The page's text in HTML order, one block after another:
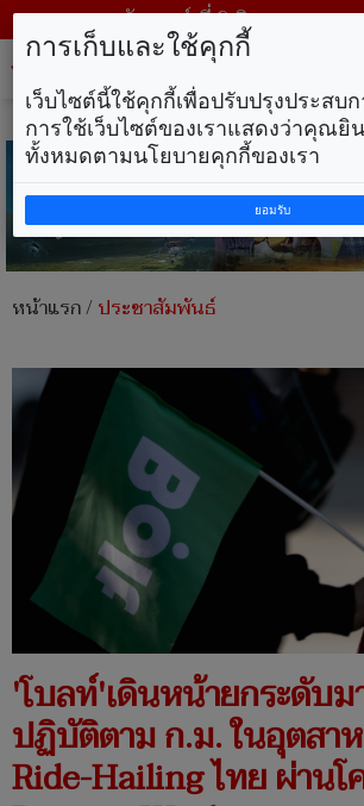
วันเสาร์ ที่ 8 สิงหาคม พ.ศ.
หน้าแรก/ประชาสัมพันธ์
'โบลท์'เดินหน้ายกระดับม
ปฏิบัติตาม ก.ม. ในอุตสา
Ride-Hailing ไทย ผ่านโ
การเก็บและใช้คุกกี้
เว็บไซต์นี้ใช้คุกกี้เพื่อปรับปรุงประสบ
การใช้เว็บไซต์ของเราแสดงว่าคุณยิ
ทั้งหมดตามนโยบายคุกกี้ของเรา
ยอมรับ